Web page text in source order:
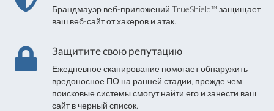
Брандмауэр веб-приложений TrueShield™ защищает
ваш веб-сайт от хакеров и атак.
Защитите свою репутацию
Ежедневное сканирование помогает обнаружить
вредоносное ПО на ранней стадии, прежде чем
поисковые системы смогут найти его и занести ваш
сайт в черный список.